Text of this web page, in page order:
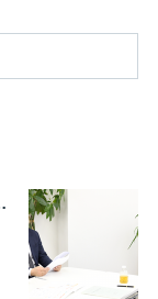
影響を与える Vol.3